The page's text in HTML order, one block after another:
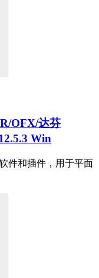
OFX/达芬
Win
件和插件，用于平面